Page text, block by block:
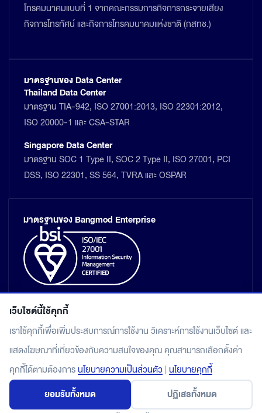
โทรคมนาคมแบบที่ 1 จากคณะกรรมการกิจการกระจายเสียง
กิจการโทรทัศน์ และกิจการโทรคมนาคมแห่งชาติ (กสทช.)
มาตรฐานของ Data Center
Thailand Data Center
มาตรฐาน TIA-942, ISO 27001:2013, ISO 22301:2012,
ISO 20000-1 และ CSA-STAR
Singapore Data Center
มาตรฐาน SOC 1 Type II, SOC 2 Type II, ISO 27001, PCI
DSS, ISO 22301, SS 564, TVRA และ OSPAR
มาตรฐานของ Bangmod Enterprise
© 2026 Bangmod.Cloud by Bangmod Enterprise Co., Ltd.
แผนผังเว็บไซต์
นโยบายคุ้มครองข้อมูลส่วนบุคคล
เว็บไซต์นี้ใช้คุกกี้
เราใช้คุกกี้เพื่อเพิ่มประสบการณ์การใช้งาน วิเคราะห์การใช้งานเว็บไซต์ และ
แสดงโฆษณาที่เกี่ยวข้องกับความสนใจของคุณ คุณสามารถเลือกตั้งค่า
คุกกี้ได้ตามต้องการนโยบายความเป็นส่วนตัว | นโยบายคุกกี้
ยอมรับทั้งหมด ปฏิเสธทั้งหมด